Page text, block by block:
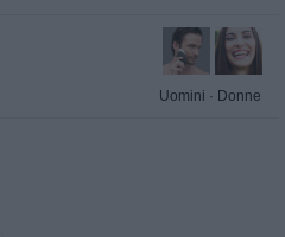
Uomini · Donne